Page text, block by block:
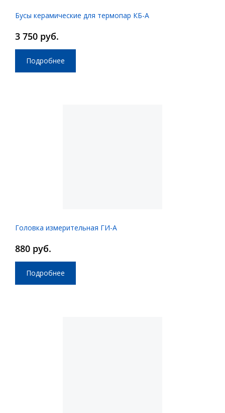
Бусы керамические для термопар КБ-А
3 750 руб.
Подробнее
Головка измерительная ГИ-А
880 руб.
Подробнее